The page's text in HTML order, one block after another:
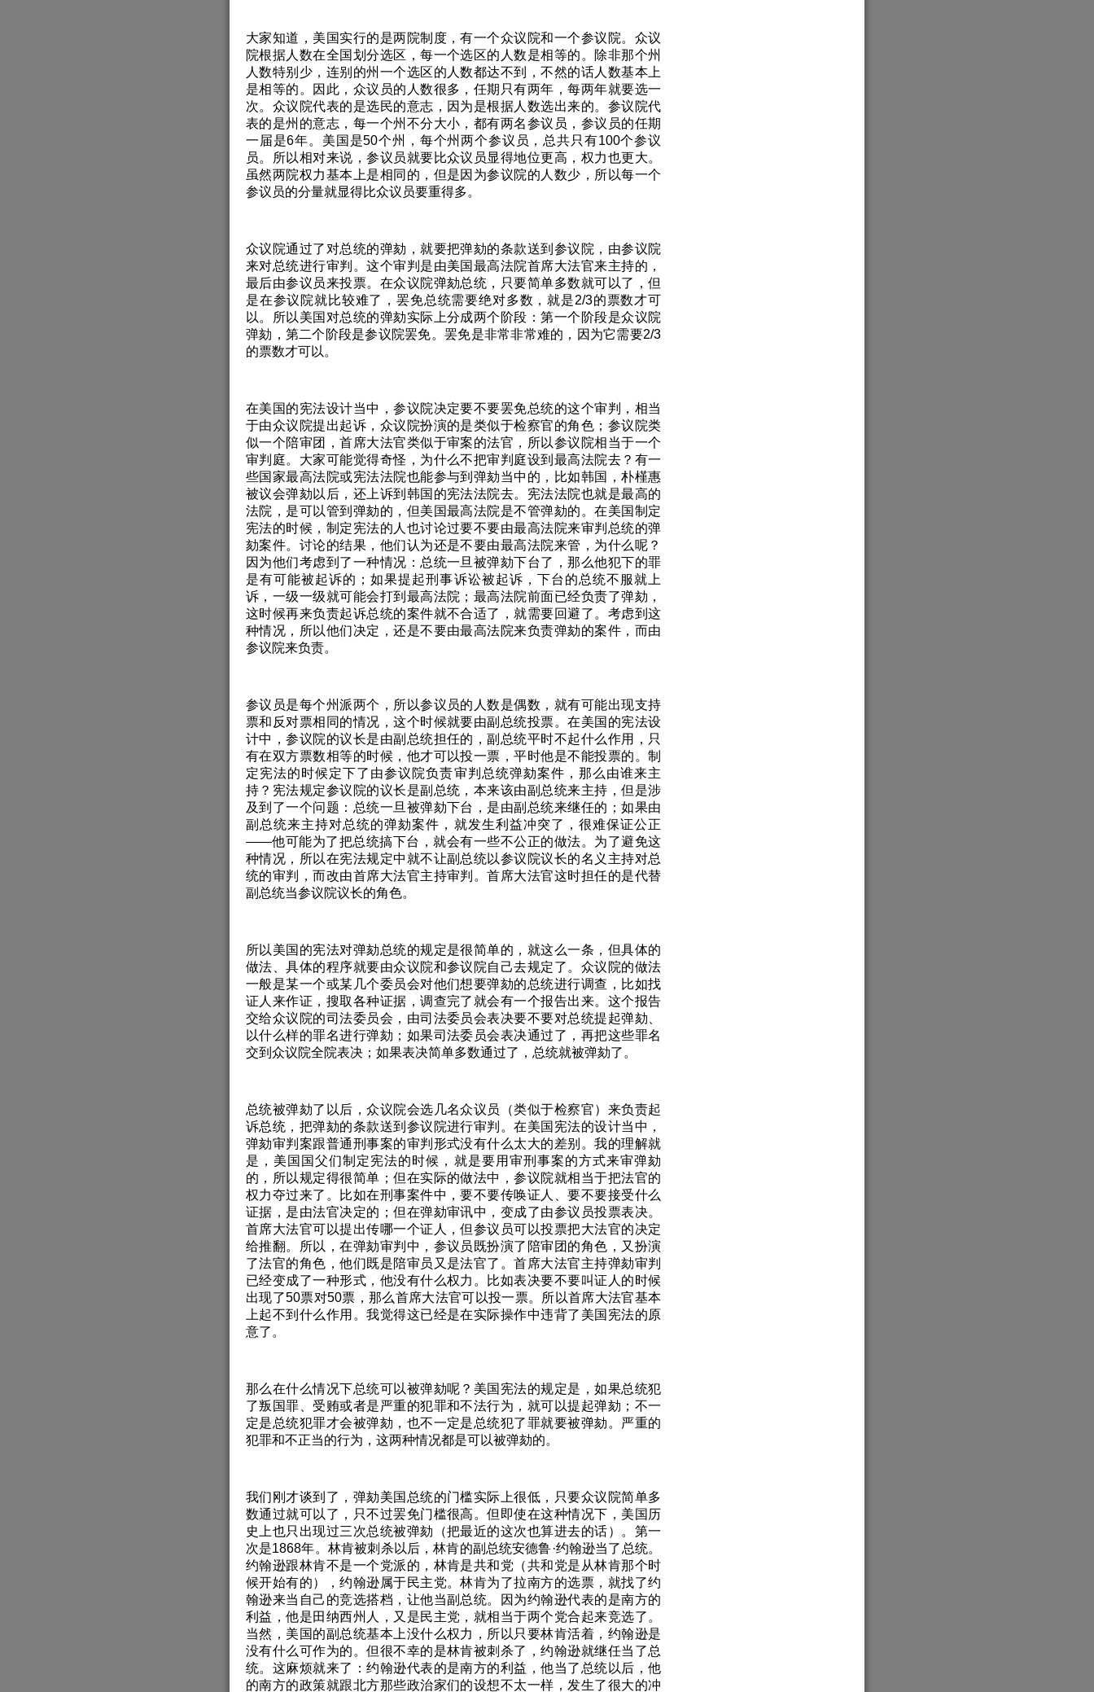
大家知道，美国实行的是两院制度，有一个众议院和一个参议院。众议
院根据人数在全国划分选区，每一个选区的人数是相等的。除非那个州
人数特别少，连别的州一个选区的人数都达不到，不然的话人数基本上
是相等的。因此，众议员的人数很多，任期只有两年，每两年就要选一
次。众议院代表的是选民的意志，因为是根据人数选出来的。参议院代
表的是州的意志，每一个州不分大小，都有两名参议员，参议员的任期
一届是6年。美国是50个州，每个州两个参议员，总共只有100个参议
员。所以相对来说，参议员就要比众议员显得地位更高，权力也更大。
虽然两院权力基本上是相同的，但是因为参议院的人数少，所以每一个
参议员的分量就显得比众议员要重得多。
众议院通过了对总统的弹劾，就要把弹劾的条款送到参议院，由参议院
来对总统进行审判。这个审判是由美国最高法院首席大法官来主持的，
最后由参议员来投票。在众议院弹劾总统，只要简单多数就可以了，但
是在参议院就比较难了，罢免总统需要绝对多数，就是2/3的票数才可
以。所以美国对总统的弹劾实际上分成两个阶段：第一个阶段是众议院
弹劾，第二个阶段是参议院罢免。罢免是非常非常难的，因为它需要2/3
的票数才可以。
在美国的宪法设计当中，参议院决定要不要罢免总统的这个审判，相当
于由众议院提出起诉，众议院扮演的是类似于检察官的角色；参议院类
似一个陪审团，首席大法官类似于审案的法官，所以参议院相当于一个
审判庭。大家可能觉得奇怪，为什么不把审判庭设到最高法院去？有一
些国家最高法院或宪法法院也能参与到弹劾当中的，比如韩国，朴槿惠
被议会弹劾以后，还上诉到韩国的宪法法院去。宪法法院也就是最高的
法院，是可以管到弹劾的，但美国最高法院是不管弹劾的。在美国制定
宪法的时候，制定宪法的人也讨论过要不要由最高法院来审判总统的弹
劾案件。讨论的结果，他们认为还是不要由最高法院来管，为什么呢？
因为他们考虑到了一种情况：总统一旦被弹劾下台了，那么他犯下的罪
是有可能被起诉的；如果提起刑事诉讼被起诉，下台的总统不服就上
诉，一级一级就可能会打到最高法院；最高法院前面已经负责了弹劾，
这时候再来负责起诉总统的案件就不合适了，就需要回避了。考虑到这
种情况，所以他们决定，还是不要由最高法院来负责弹劾的案件，而由
参议院来负责。
参议员是每个州派两个，所以参议员的人数是偶数，就有可能出现支持
票和反对票相同的情况，这个时候就要由副总统投票。在美国的宪法设
计中，参议院的议长是由副总统担任的，副总统平时不起什么作用，只
有在双方票数相等的时候，他才可以投一票，平时他是不能投票的。制
定宪法的时候定下了由参议院负责审判总统弹劾案件，那么由谁来主
持？宪法规定参议院的议长是副总统，本来该由副总统来主持，但是涉
及到了一个问题：总统一旦被弹劾下台，是由副总统来继任的；如果由
副总统来主持对总统的弹劾案件，就发生利益冲突了，很难保证公正
——他可能为了把总统搞下台，就会有一些不公正的做法。为了避免这
种情况，所以在宪法规定中就不让副总统以参议院议长的名义主持对总
统的审判，而改由首席大法官主持审判。首席大法官这时担任的是代替
副总统当参议院议长的角色。
所以美国的宪法对弹劾总统的规定是很简单的，就这么一条，但具体的
做法、具体的程序就要由众议院和参议院自己去规定了。众议院的做法
一般是某一个或某几个委员会对他们想要弹劾的总统进行调查，比如找
证人来作证，搜取各种证据，调查完了就会有一个报告出来。这个报告
交给众议院的司法委员会，由司法委员会表决要不要对总统提起弹劾、
以什么样的罪名进行弹劾；如果司法委员会表决通过了，再把这些罪名
交到众议院全院表决；如果表决简单多数通过了，总统就被弹劾了。
总统被弹劾了以后，众议院会选几名众议员（类似于检察官）来负责起
诉总统，把弹劾的条款送到参议院进行审判。在美国宪法的设计当中，
弹劾审判案跟普通刑事案的审判形式没有什么太大的差别。我的理解就
是，美国国父们制定宪法的时候，就是要用审刑事案的方式来审弹劾
的，所以规定得很简单；但在实际的做法中，参议院就相当于把法官的
权力夺过来了。比如在刑事案件中，要不要传唤证人、要不要接受什么
证据，是由法官决定的；但在弹劾审讯中，变成了由参议员投票表决。
首席大法官可以提出传哪一个证人，但参议员可以投票把大法官的决定
给推翻。所以，在弹劾审判中，参议员既扮演了陪审团的角色，又扮演
了法官的角色，他们既是陪审员又是法官了。首席大法官主持弹劾审判
已经变成了一种形式，他没有什么权力。比如表决要不要叫证人的时候
出现了50票对50票，那么首席大法官可以投一票。所以首席大法官基本
上起不到什么作用。我觉得这已经是在实际操作中违背了美国宪法的原
意了。
那么在什么情况下总统可以被弹劾呢？美国宪法的规定是，如果总统犯
了叛国罪、受贿或者是严重的犯罪和不法行为，就可以提起弹劾；不一
定是总统犯罪才会被弹劾，也不一定是总统犯了罪就要被弹劾。严重的
犯罪和不正当的行为，这两种情况都是可以被弹劾的。
我们刚才谈到了，弹劾美国总统的门槛实际上很低，只要众议院简单多
数通过就可以了，只不过罢免门槛很高。但即使在这种情况下，美国历
史上也只出现过三次总统被弹劾（把最近的这次也算进去的话）。第一
次是1868年。林肯被刺杀以后，林肯的副总统安德鲁·约翰逊当了总统。
约翰逊跟林肯不是一个党派的，林肯是共和党（共和党是从林肯那个时
候开始有的），约翰逊属于民主党。林肯为了拉南方的选票，就找了约
翰逊来当自己的竞选搭档，让他当副总统。因为约翰逊代表的是南方的
利益，他是田纳西州人，又是民主党，就相当于两个党合起来竞选了。
当然，美国的副总统基本上没什么权力，所以只要林肯活着，约翰逊是
没有什么可作为的。但很不幸的是林肯被刺杀了，约翰逊就继任当了总
统。这麻烦就来了：约翰逊代表的是南方的利益，他当了总统以后，他
的南方的政策就跟北方那些政治家们的设想不太一样，发生了很大的冲